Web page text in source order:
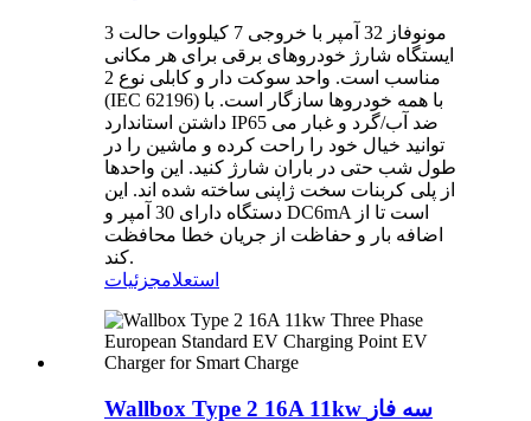
مونوفاز 32 آمپر با خروجی 7 کیلووات حالت 3
ایستگاه شارژ خودروهای برقی برای هر مکانی
مناسب است. واحد سوکت دار و کابلی نوع 2
(IEC 62196) با همه خودروها سازگار است. با
داشتن استاندارد IP65 ضد آب/گرد و غبار می
توانید خیال خود را راحت کرده و ماشین را در
طول شب حتی در باران شارژ کنید. این واحدها
از پلی کربنات سخت ژاپنی ساخته شده اند. این
دستگاه دارای 30 آمپر و DC6mA است تا از
اضافه بار و حفاظت از جریان خطا محافظت
کند.
استعلامجزئیات
Wallbox Type 2 16A 11kw سه فاز